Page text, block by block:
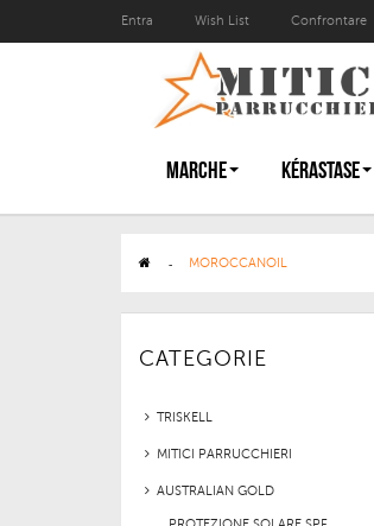
Entra Wish List Confrontare
MARCHE KÉRASTASE
> MOROCCANOIL
CATEGORIE
TRISKELL
MITICI PARRUCCHIERI
AUSTRALIAN GOLD